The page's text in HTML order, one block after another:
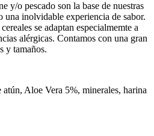
y/o pescado son la base de nuestras
una inolvidable experiencia de sabor.
se adaptan especialmemte a
alérgicas. Contamos con una gran
y tamaños.
Aloe Vera 5%, minerales, harina